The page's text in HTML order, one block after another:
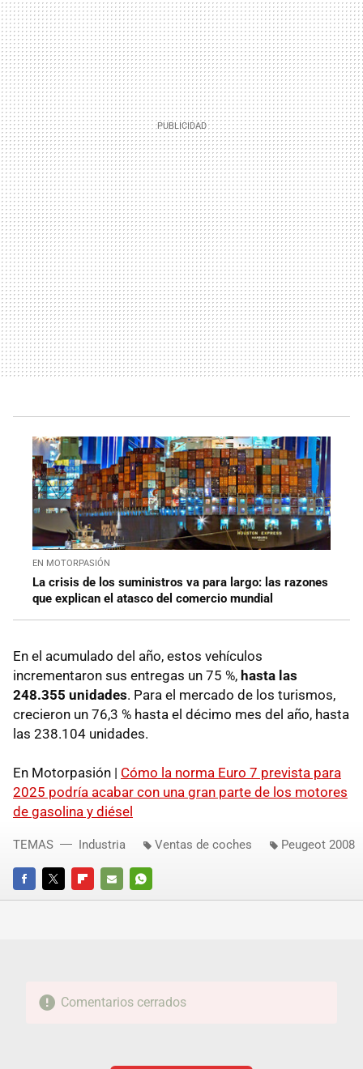
EN MOTORPASIÓN
La crisis de los suministros va para largo: las razones
que explican el atasco del comercio mundial
En el acumulado del año, estos vehículos
incrementaron sus entregas un 75 %, hasta las
248.355 unidades. Para el mercado de los turismos,
crecieron un 76,3 % hasta el décimo mes del año, hasta
las 238.104 unidades.
En Motorpasión | Cómo la norma Euro 7 prevista para
2025 podría acabar con una gran parte de los motores
de gasolina y diésel
FACEBOOKTWITTERFLIPBOARD
E-
WHATSAPP
TEMAS Industria Ventas de coches Peugeot 2008
Comentarios cerrados